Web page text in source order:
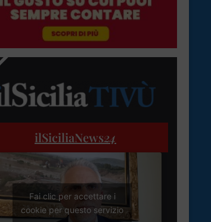
ilSiciliaNews24
Fai clic per accettare i
cookie per questo servizio